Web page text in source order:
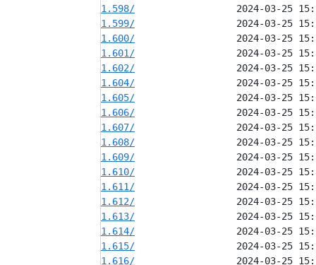
1.598/
1.599/
1.600/
1.601/
1.602/
1.604/
1.605/
1.606/
1.607/
1.608/
1.609/
1.610/
1.611/
1.612/
1.613/
1.614/
1.615/
1.616/